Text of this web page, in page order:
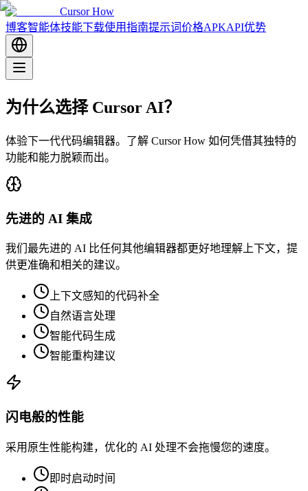
Cursor How
博客智能体技能下载使用指南提示词价格APKAPI优势
为什么选择 Cursor AI？
体验下一代代码编辑器。了解 Cursor How 如何凭借其独特的
功能和能力脱颖而出。
先进的 AI 集成
我们最先进的 AI 比任何其他编辑器都更好地理解上下文，提
供更准确和相关的建议。
上下文感知的代码补全
自然语言处理
智能代码生成
智能重构建议
闪电般的性能
采用原生性能构建，优化的 AI 处理不会拖慢您的速度。
即时启动时间